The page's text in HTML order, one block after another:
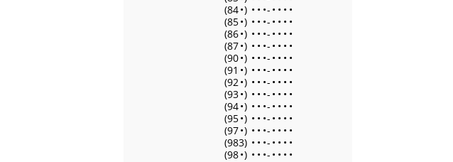
(84•) • • •- • • • •
(85•) • • •- • • • •
(86•) • • •- • • • •
(87•) • • •- • • • •
(90•) • • •- • • • •
(91 •) • • •- • • • •
(92•) • • •- • • • •
(93•) • • •- • • • •
(94•) • • •- • • • •
(95•) • • •- • • • •
(97•) • • •- • • • •
(983) • • •- • • • •
(98•) • • •- • • • •